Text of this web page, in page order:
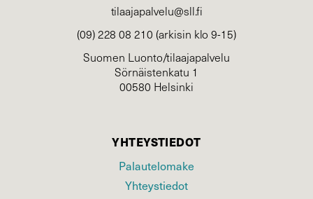
tilaajapalvelu@sll.fi
(09) 228 08 210 (arkisin klo 9-15)
Suomen Luonto/tilaajapalvelu
Sörnäistenkatu 1
00580 Helsinki
YHTEYSTIEDOT
Palautelomake
Yhteystiedot